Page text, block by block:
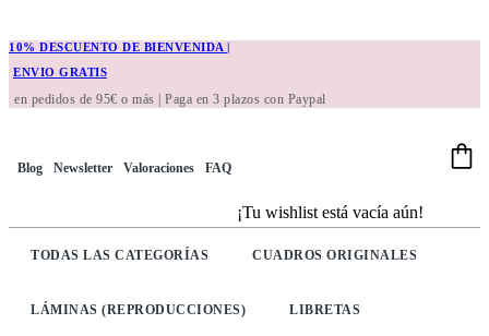
10% DESCUENTO DE BIENVENIDA |
ENVIO GRATIS
en pedidos de 95€ o más | Paga en 3 plazos con Paypal
Blog Newsletter Valoraciones FAQ
¡Tu wishlist está vacía aún!
TODAS LAS CATEGORÍAS CUADROS ORIGINALES
LÁMINAS (REPRODUCCIONES) LIBRETAS